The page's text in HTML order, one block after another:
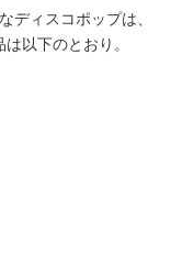
ディスコポップは、
以下のとおり。